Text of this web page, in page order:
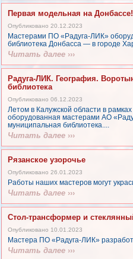
Первая модельная на Донбассе!
Опубликовано 20.12.2023
Мастерами ПО «Радуга-ЛИК»
библиотека Донбасса — в городе
Читать далее ›››
Радуга-ЛИК. География.
библиотека
Опубликовано 06.12.2023
Летом в Калужской области в
оборудованная мастерами АО
муниципальная библиотека....
Читать далее ›››
Рязанское узорочье
Опубликовано 26.01.2023
Работы наших мастеров могут
Читать далее ›››
Стол-трансформер и
Опубликовано 10.01.2023
Мастера ПО «Радуга-ЛИК»
Читать далее ›››